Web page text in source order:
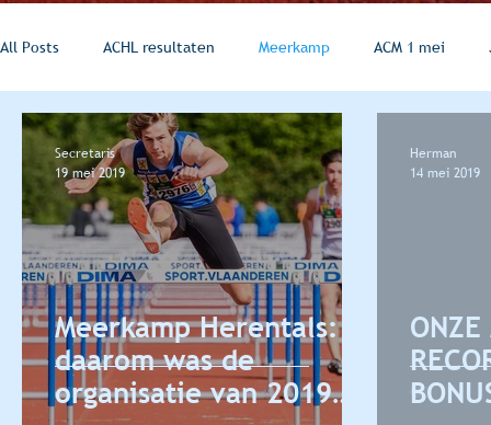
All Posts ACHL resultaten Meerkamp ACM 1 mei
Meerkamp Herentals:
daarom was de
organisatie van 2019
Secretaris
19 mei 2019
ONZE
Herman
14 mei 2019